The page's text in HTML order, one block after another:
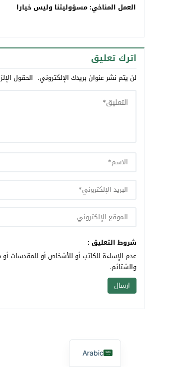
العمل المناخي: مسؤوليتنا وليس خيارا
اترك تعليق
لن يتم نشر عنوان بريدك الإلكتروني. الحقول
شروط التعليق :
عدم الإساءة للكاتب أو للأشخاص أو للمقدسات
والشتائم.
Arabic